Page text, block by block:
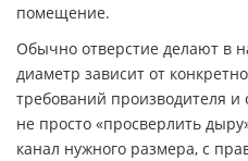
помещение.
Обычно отверстие делают в
диаметр зависит от
требований производителя
не просто «просверлить
канал нужного размера, с